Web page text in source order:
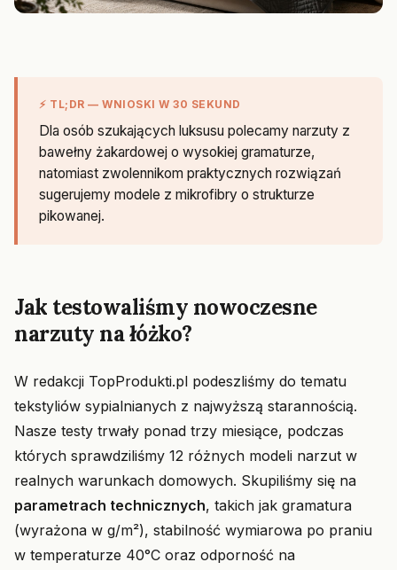
⚡ TL;DR — WNIOSKI W 30 SEKUND
Dla osób szukających luksusu polecamy narzuty z
bawełny żakardowej o wysokiej gramaturze,
natomiast zwolennikom praktycznych rozwiązań
sugerujemy modele z mikrofibry o strukturze
pikowanej.
Jak testowaliśmy nowoczesne
narzuty na łóżko?
W redakcji TopProdukti.pl podeszliśmy do tematu
tekstyliów sypialnianych z najwyższą starannością.
Nasze testy trwały ponad trzy miesiące, podczas
których sprawdziliśmy 12 różnych modeli narzut w
realnych warunkach domowych. Skupiliśmy się na
parametrach technicznych, takich jak gramatura
(wyrażona w g/m²), stabilność wymiarowa po praniu
w temperaturze 40°C oraz odporność na